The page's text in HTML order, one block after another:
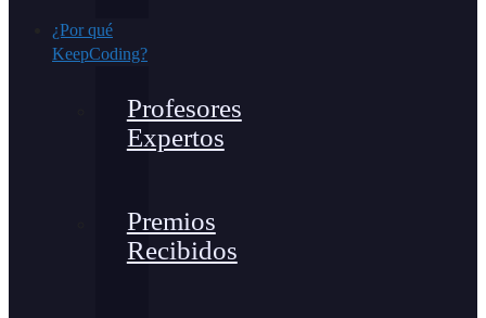
¿Por qué
KeepCoding?
Profesores
Expertos
Premios
Recibidos